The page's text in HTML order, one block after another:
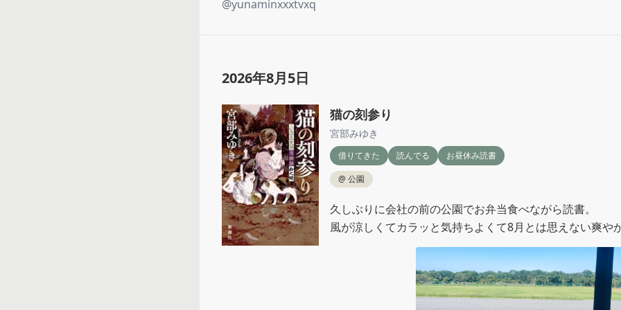
@yunaminxxxtvxq
2026年8月5日
猫の刻参り
宮部みゆき
借りてきた 読んでる
お昼休み読書
@ 公園
久しぶりに会社の前の公園でお弁当食べながら読書。
風が涼しくてカラッと気持ちよくて8月とは思えない爽や